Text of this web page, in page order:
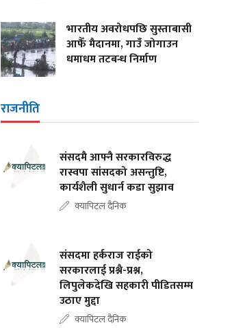
भारतीय अवरोधपछि सुस्ताबासी
आफैँ मैदानमा, गाउँ जोगाउन
धमाधम तटबन्ध निर्माण
राजनीति
संसदमै आफ्नै सरकारविरुद्ध
रास्वपा सांसदको असन्तुष्टि,
कार्यशैली सुधार्न कडा सुझाव
क्यापिटल दैनिक
संसदमा हर्कराज राईको
सरकारलाई प्रश्नै-प्रश्न,
लिपुलेकदेखि सहकारी पीडितसम्म
उठाए मुद्दा
क्यापिटल दैनिक